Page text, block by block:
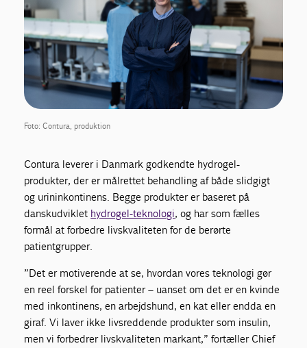
Foto: Contura, produktion
Contura leverer i Danmark godkendte hydrogel-
produkter, der er målrettet behandling af både slidgigt
og urininkontinens. Begge produkter er baseret på
danskudviklet hydrogel-teknologi, og har som fælles
formål at forbedre livskvaliteten for de berørte
patientgrupper.
”Det er motiverende at se, hvordan vores teknologi gør
en reel forskel for patienter – uanset om det er en kvinde
med inkontinens, en arbejdshund, en kat eller endda en
giraf. Vi laver ikke livsreddende produkter som insulin,
men vi forbedrer livskvaliteten markant,” fortæller Chief